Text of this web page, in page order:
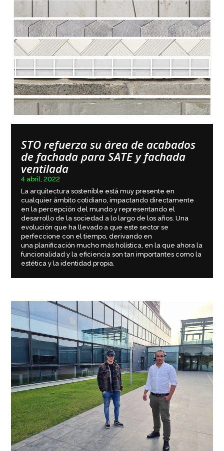
STO refuerza su área de acabados
de fachada para SATE y fachada
ventilada
4 abril, 2022
La arquitectura sostenible está muy presente en
cualquier ámbito cotidiano, impactando directamente
en la percepción del mundo y representando el
desarrollo de la sociedad a lo largo de los años. Una
evolución que ha llevado a que este sector se
perfeccione con el tiempo, derivando en
una planificación mucho más holística, en la que ahora la
funcionalidad y la eficiencia son tan importantes como la
estética y la identidad propia.